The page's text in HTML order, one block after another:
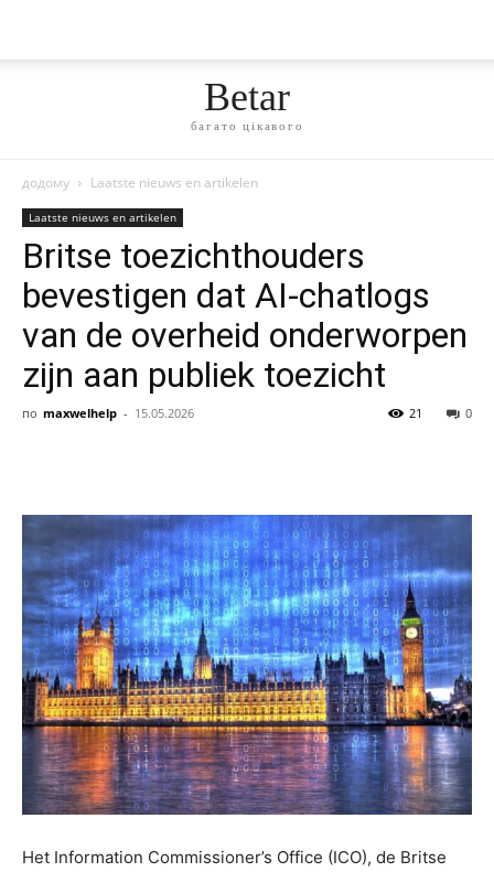
Betar
багато цікавого
додому Laatste nieuws en artikelen
Laatste nieuws en artikelen
Britse toezichthouders
bevestigen dat AI-chatlogs
van de overheid onderworpen
zijn aan publiek toezicht
по maxwelhelp - 15.05.2026 0
21
Het Information Commissioner’s Office (ICO), de Britse